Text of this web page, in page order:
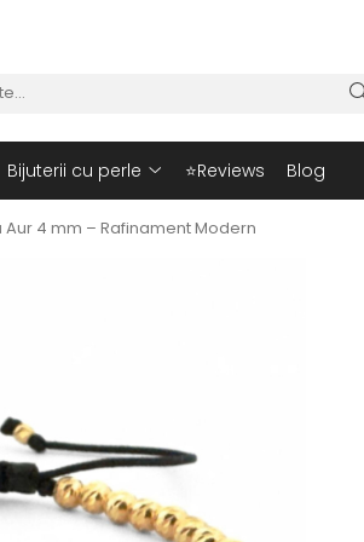
Bijuterii cu perle ⭐Reviews Blog
4 mm – Rafinament Modern